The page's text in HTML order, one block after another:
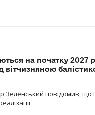
на початку 2027
вітчизняною
повідомив, що